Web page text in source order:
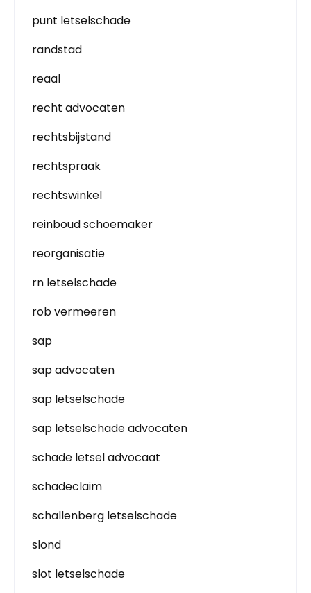
punt letselschade
randstad
reaal
recht advocaten
rechtsbijstand
rechtspraak
rechtswinkel
reinboud schoemaker
reorganisatie
rn letselschade
rob vermeeren
sap
sap advocaten
sap letselschade
sap letselschade advocaten
schade letsel advocaat
schadeclaim
schallenberg letselschade
slond
slot letselschade